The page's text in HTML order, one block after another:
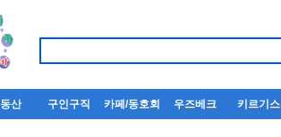
산 구인구직 카페/동호회 우즈베크 키르기스